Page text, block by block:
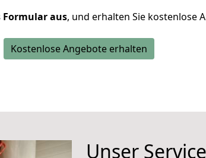
Formular aus, und erhalten Sie kostenlose
Kostenlose Angebote erhalten
Unser